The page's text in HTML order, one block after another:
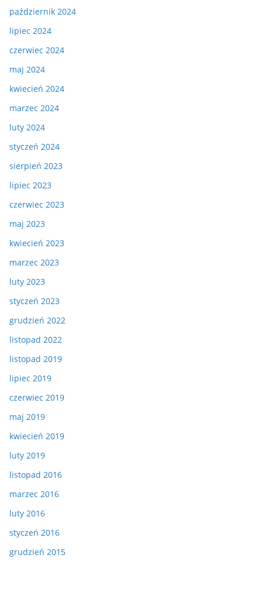
październik 2024
lipiec 2024
czerwiec 2024
maj 2024
kwiecień 2024
marzec 2024
luty 2024
styczeń 2024
sierpień 2023
lipiec 2023
czerwiec 2023
maj 2023
kwiecień 2023
marzec 2023
luty 2023
styczeń 2023
grudzień 2022
listopad 2022
listopad 2019
lipiec 2019
czerwiec 2019
maj 2019
kwiecień 2019
luty 2019
listopad 2016
marzec 2016
luty 2016
styczeń 2016
grudzień 2015